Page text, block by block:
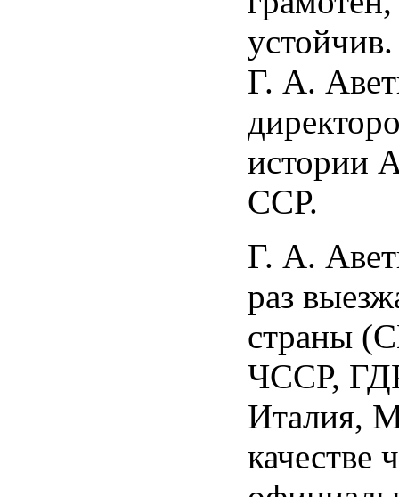
Г. А.
истории
ССР.
Г. А.
раз
страны
ЧССР,
Италия,
качестве